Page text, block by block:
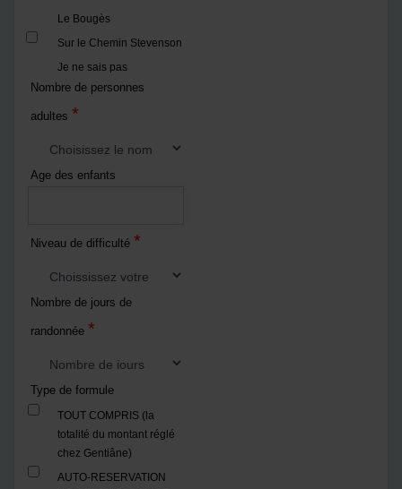
Le Bougès
Sur le Chemin Stevenson
Je ne sais pas
Nombre de personnes
adultes *
Age des enfants
Niveau de difficulté *
Nombre de jours de
randonnée *
Type de formule
TOUT COMPRIS (la
totalité du montant réglé
chez Gentiâne)
AUTO-RESERVATION